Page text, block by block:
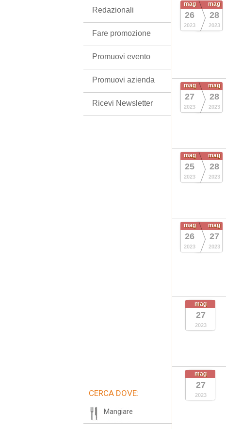
mag
26
2023
mag
28
2023
mag
27
2023
mag
28
2023
mag
25
2023
mag
28
2023
mag
26
2023
mag
27
2023
mag
27
2023
mag
27
2023
Redazionali
Fare promozione
Promuovi evento
Promuovi azienda
Ricevi Newsletter
CERCA DOVE:
Mangiare